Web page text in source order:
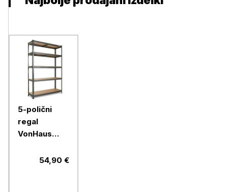
5-polični
regal
VonHaus
54,90 €